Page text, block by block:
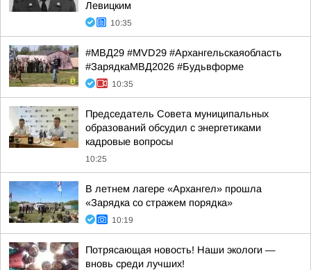
Левицким
10:35
#МВД29 #MVD29 #Архангельскаяобласть
#ЗарядкаМВД2026 #Будьвформе
10:35
Председатель Совета муниципальных
образований обсудил с энергетиками
кадровые вопросы
10:25
В летнем лагере «Архангел» прошла
«Зарядка со стражем порядка»
10:19
Потрясающая новость! Наши экологи —
вновь среди лучших!